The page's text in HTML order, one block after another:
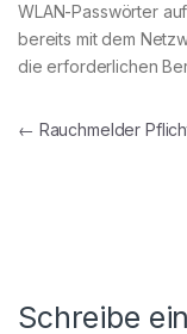
WLAN-Passwörter
bereits mit dem
die erforderlichen
← Rauchmelder
Schreibe